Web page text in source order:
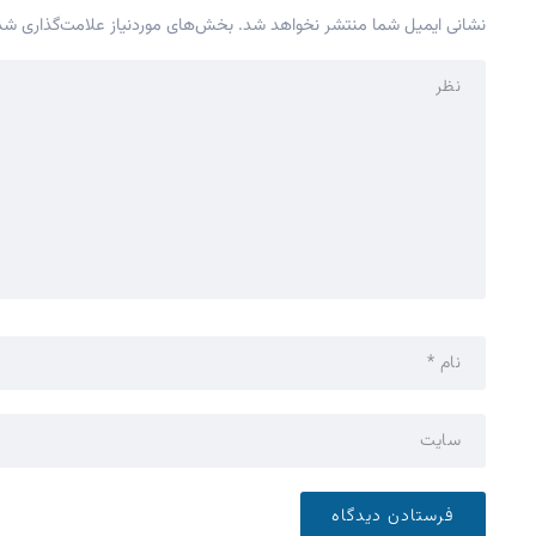
نشانی ایمیل شما منتشر نخواهد شد. بخش‌های موردنیاز علامت‌گذاری